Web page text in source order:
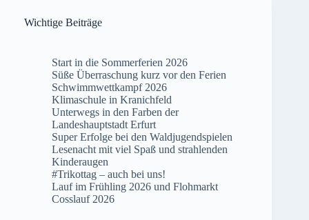
Wichtige Beiträge
Start in die Sommerferien 2026
Süße Überraschung kurz vor den Ferien
Schwimmwettkampf 2026
Klimaschule in Kranichfeld
Unterwegs in den Farben der
Landeshauptstadt Erfurt
Super Erfolge bei den Waldjugendspielen
Lesenacht mit viel Spaß und strahlenden
Kinderaugen
#Trikottag – auch bei uns!
Lauf im Frühling 2026 und Flohmarkt
Cosslauf 2026